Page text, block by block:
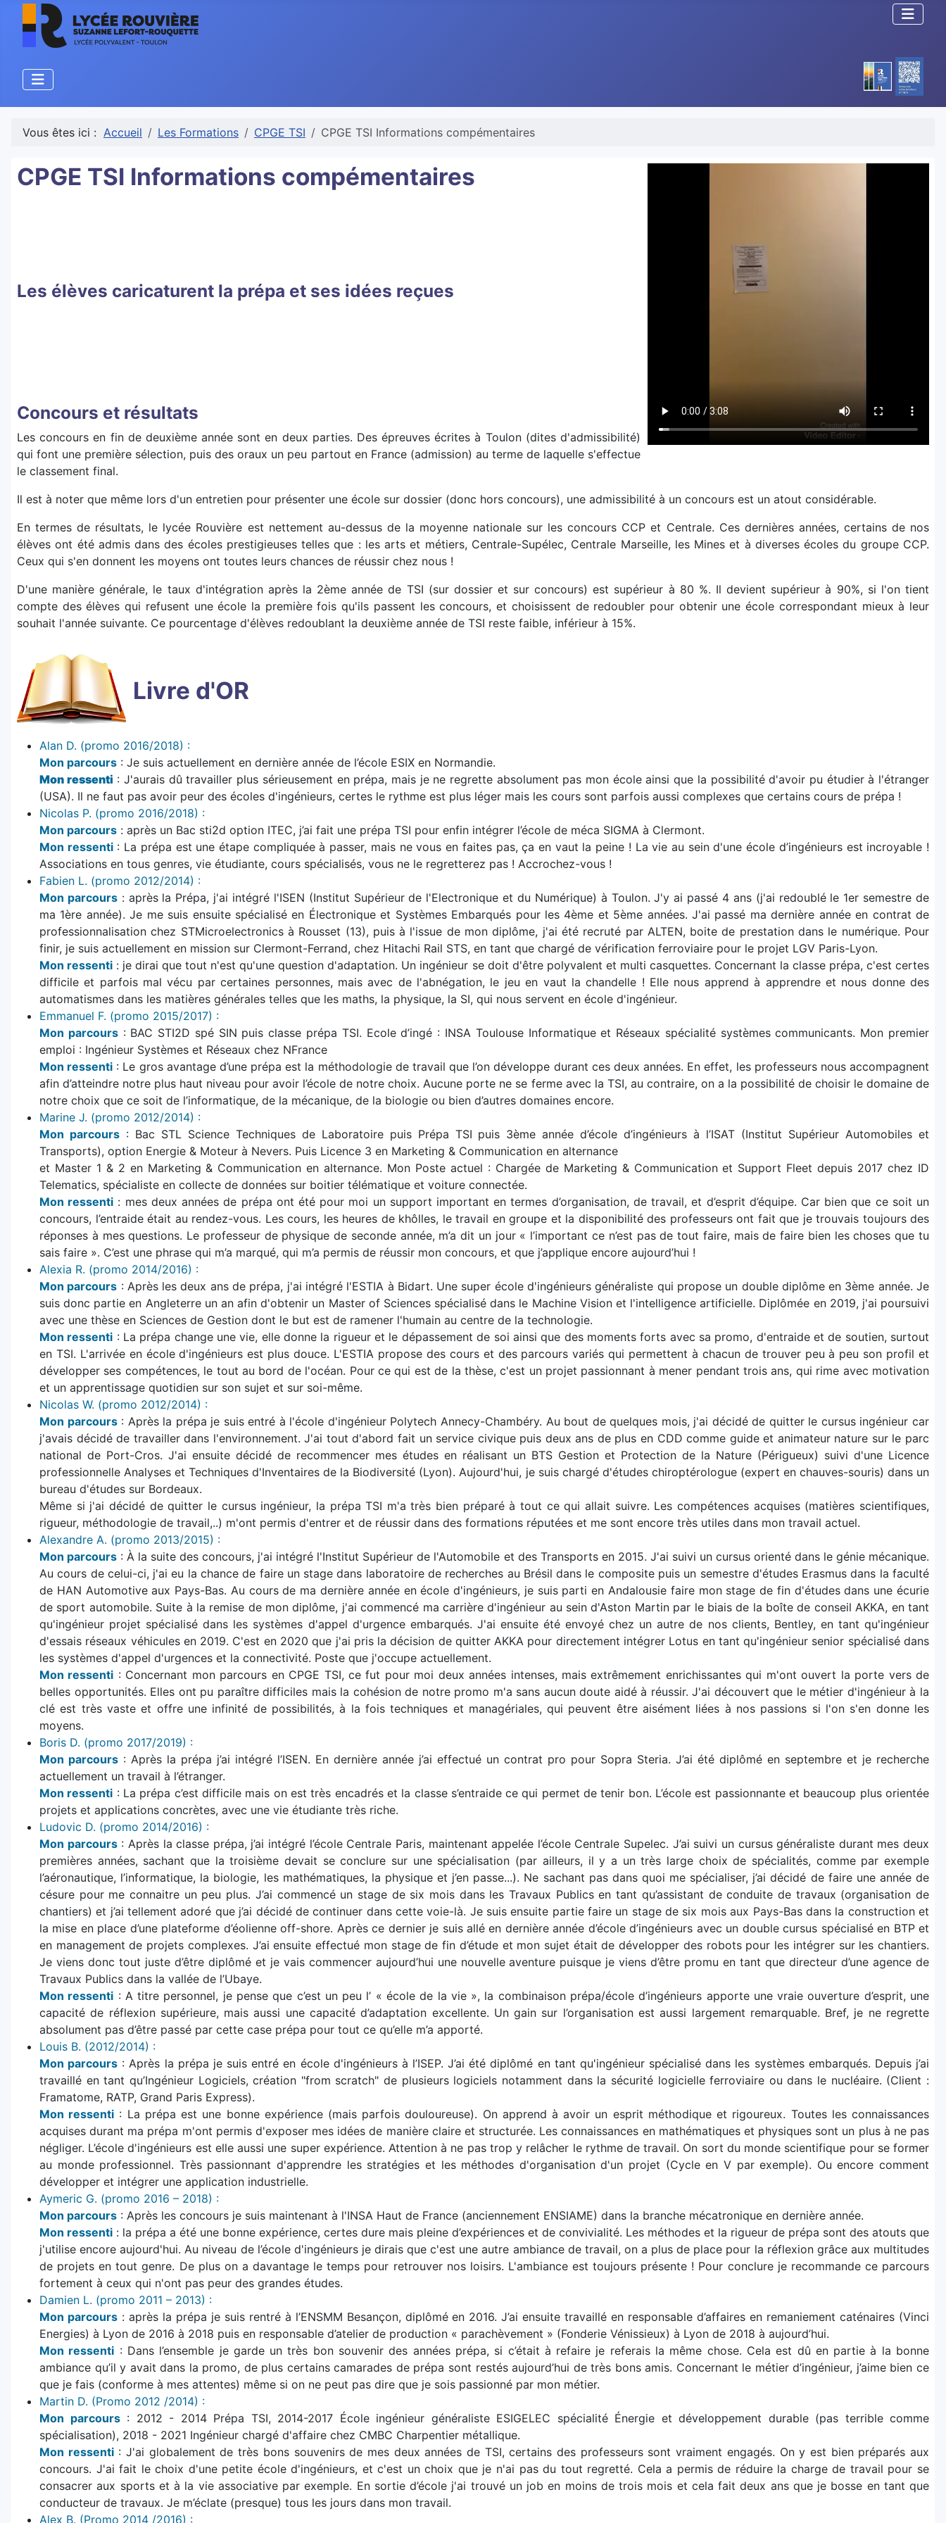
Vous êtes ici : Accueil Les Formations CPGE TSI CPGE TSI Informations compémentaires
CPGE TSI Informations compémentaires
Les élèves caricaturent la prépa et ses idées reçues
Concours et résultats
Les concours en fin de deuxième année sont en deux parties. Des épreuves écrites à Toulon (dites d'admissibilité)
qui font une première sélection, puis des oraux un peu partout en France (admission) au terme de laquelle s'effectue
le classement final.
Il est à noter que même lors d'un entretien pour présenter une école sur dossier (donc hors concours), une admissibilité à un concours est un atout considérable.
En termes de résultats, le lycée Rouvière est nettement au-dessus de la moyenne nationale sur les concours CCP et Centrale. Ces dernières années, certains de nos
élèves ont été admis dans des écoles prestigieuses telles que : les arts et métiers, Centrale-Supélec, Centrale Marseille, les Mines et à diverses écoles du groupe CCP.
Ceux qui s'en donnent les moyens ont toutes leurs chances de réussir chez nous !
D'une manière générale, le taux d'intégration après la 2ème année de TSI (sur dossier et sur concours) est supérieur à 80 %. Il devient supérieur à 90%, si l'on tient
compte des élèves qui refusent une école la première fois qu'ils passent les concours, et choisissent de redoubler pour obtenir une école correspondant mieux à leur
souhait l'année suivante. Ce pourcentage d'élèves redoublant la deuxième année de TSI reste faible, inférieur à 15%.
Livre d'OR
Alan D. (promo 2016/2018) :
Mon parcours : Je suis actuellement en dernière année de l’école ESIX en Normandie.
Mon ressenti : J'aurais dû travailler plus sérieusement en prépa, mais je ne regrette absolument pas mon école ainsi que la possibilité d'avoir pu étudier à l'étranger
(USA). Il ne faut pas avoir peur des écoles d'ingénieurs, certes le rythme est plus léger mais les cours sont parfois aussi complexes que certains cours de prépa !
Nicolas P. (promo 2016/2018) :
Mon parcours : après un Bac sti2d option ITEC, j’ai fait une prépa TSI pour enfin intégrer l’école de méca SIGMA à Clermont.
Mon ressenti: La prépa est une étape compliquée à passer, mais ne vous en faites pas, ça en vaut la peine ! La vie au sein d'une école d’ingénieurs est incroyable !
Associations en tous genres, vie étudiante, cours spécialisés, vous ne le regretterez pas ! Accrochez-vous !
Fabien L. (promo 2012/2014) :
Mon parcours: après la Prépa, j'ai intégré l'ISEN (Institut Supérieur de l'Electronique et du Numérique) à Toulon. J'y ai passé 4 ans (j'ai redoublé le 1er semestre de
ma 1ère année). Je me suis ensuite spécialisé en Électronique et Systèmes Embarqués pour les 4ème et 5ème années. J'ai passé ma dernière année en contrat de
professionnalisation chez STMicroelectronics à Rousset (13), puis à l'issue de mon diplôme, j'ai été recruté par ALTEN, boite de prestation dans le numérique. Pour
finir, je suis actuellement en mission sur Clermont-Ferrand, chez Hitachi Rail STS, en tant que chargé de vérification ferroviaire pour le projet LGV Paris-Lyon.
Mon ressenti : je dirai que tout n'est qu'une question d'adaptation. Un ingénieur se doit d'être polyvalent et multi casquettes. Concernant la classe prépa, c'est certes
difficile et parfois mal vécu par certaines personnes, mais avec de l'abnégation, le jeu en vaut la chandelle ! Elle nous apprend à apprendre et nous donne des
automatismes dans les matières générales telles que les maths, la physique, la SI, qui nous servent en école d'ingénieur.
Emmanuel F. (promo 2015/2017) :
Mon parcours: BAC STI2D spé SIN puis classe prépa TSI. Ecole d’ingé : INSA Toulouse Informatique et Réseaux spécialité systèmes communicants. Mon premier
emploi : Ingénieur Systèmes et Réseaux chez NFrance
Mon ressenti : Le gros avantage d’une prépa est la méthodologie de travail que l’on développe durant ces deux années. En effet, les professeurs nous accompagnent
afin d’atteindre notre plus haut niveau pour avoir l’école de notre choix. Aucune porte ne se ferme avec la TSI, au contraire, on a la possibilité de choisir le domaine de
notre choix que ce soit de l’informatique, de la mécanique, de la biologie ou bien d’autres domaines encore.
Marine J. (promo 2012/2014) :
Mon parcours: Bac STL Science Techniques de Laboratoire puis Prépa TSI puis 3ème année d’école d’ingénieurs à l’ISAT (Institut Supérieur Automobiles et
Transports), option Energie & Moteur à Nevers. Puis Licence 3 en Marketing & Communication en alternance
et Master 1 & 2 en Marketing & Communication en alternance. Mon Poste actuel : Chargée de Marketing & Communication et Support Fleet depuis 2017 chez ID
Telematics, spécialiste en collecte de données sur boitier télématique et voiture connectée.
Mon ressenti : mes deux années de prépa ont été pour moi un support important en termes d’organisation, de travail, et d’esprit d’équipe. Car bien que ce soit un
concours, l’entraide était au rendez-vous. Les cours, les heures de khôlles, le travail en groupe et la disponibilité des professeurs ont fait que je trouvais toujours des
réponses à mes questions. Le professeur de physique de seconde année, m’a dit un jour « l’important ce n’est pas de tout faire, mais de faire bien les choses que tu
sais faire ». C’est une phrase qui m’a marqué, qui m’a permis de réussir mon concours, et que j’applique encore aujourd’hui !
Alexia R. (promo 2014/2016) :
Mon parcours : Après les deux ans de prépa, j'ai intégré l'ESTIA à Bidart. Une super école d'ingénieurs généraliste qui propose un double diplôme en 3ème année. Je
suis donc partie en Angleterre un an afin d'obtenir un Master of Sciences spécialisé dans le Machine Vision et l'intelligence artificielle. Diplômée en 2019, j'ai poursuivi
avec une thèse en Sciences de Gestion dont le but est de ramener l'humain au centre de la technologie.
Mon ressenti : La prépa change une vie, elle donne la rigueur et le dépassement de soi ainsi que des moments forts avec sa promo, d'entraide et de soutien, surtout
en TSI. L'arrivée en école d'ingénieurs est plus douce. L'ESTIA propose des cours et des parcours variés qui permettent à chacun de trouver peu à peu son profil et
développer ses compétences, le tout au bord de l'océan. Pour ce qui est de la thèse, c'est un projet passionnant à mener pendant trois ans, qui rime avec motivation
et un apprentissage quotidien sur son sujet et sur soi-même.
Nicolas W. (promo 2012/2014) :
Mon parcours: Après la prépa je suis entré à l'école d'ingénieur Polytech Annecy-Chambéry. Au bout de quelques mois, j'ai décidé de quitter le cursus ingénieur car
j'avais décidé de travailler dans l'environnement. J'ai tout d'abord fait un service civique puis deux ans de plus en CDD comme guide et animateur nature sur le parc
national de Port-Cros. J'ai ensuite décidé de recommencer mes études en réalisant un BTS Gestion et Protection de la Nature (Périgueux) suivi d'une Licence
professionnelle Analyses et Techniques d'Inventaires de la Biodiversité (Lyon). Aujourd'hui, je suis chargé d'études chiroptérologue (expert en chauves-souris) dans un
bureau d'études sur Bordeaux.
Même si j'ai décidé de quitter le cursus ingénieur, la prépa TSI m'a très bien préparé à tout ce qui allait suivre. Les compétences acquises (matières scientifiques,
rigueur, méthodologie de travail,..) m'ont permis d'entrer et de réussir dans des formations réputées et me sont encore très utiles dans mon travail actuel.
Alexandre A. (promo 2013/2015) :
Mon parcours : À la suite des concours, j'ai intégré l'Institut Supérieur de l'Automobile et des Transports en 2015. J'ai suivi un cursus orienté dans le génie mécanique.
Au cours de celui-ci, j'ai eu la chance de faire un stage dans laboratoire de recherches au Brésil dans le composite puis un semestre d'études Erasmus dans la faculté
de HAN Automotive aux Pays-Bas. Au cours de ma dernière année en école d'ingénieurs, je suis parti en Andalousie faire mon stage de fin d'études dans une écurie
de sport automobile. Suite à la remise de mon diplôme, j'ai commencé ma carrière d'ingénieur au sein d'Aston Martin par le biais de la boîte de conseil AKKA, en tant
qu'ingénieur projet spécialisé dans les systèmes d'appel d'urgence embarqués. J'ai ensuite été envoyé chez un autre de nos clients, Bentley, en tant qu'ingénieur
d'essais réseaux véhicules en 2019. C'est en 2020 que j'ai pris la décision de quitter AKKA pour directement intégrer Lotus en tant qu'ingénieur senior spécialisé dans
les systèmes d'appel d'urgences et la connectivité. Poste que j'occupe actuellement.
Mon ressenti : Concernant mon parcours en CPGE TSI, ce fut pour moi deux années intenses, mais extrêmement enrichissantes qui m'ont ouvert la porte vers de
belles opportunités. Elles ont pu paraître difficiles mais la cohésion de notre promo m'a sans aucun doute aidé à réussir. J'ai découvert que le métier d'ingénieur à la
clé est très vaste et offre une infinité de possibilités, à la fois techniques et managériales, qui peuvent être aisément liées à nos passions si l'on s'en donne les
moyens.
Boris D. (promo 2017/2019) :
Mon parcours : Après la prépa j’ai intégré l’ISEN. En dernière année j’ai effectué un contrat pro pour Sopra Steria. J’ai été diplômé en septembre et je recherche
actuellement un travail à l’étranger.
Mon ressenti : La prépa c’est difficile mais on est très encadrés et la classe s’entraide ce qui permet de tenir bon. L’école est passionnante et beaucoup plus orientée
projets et applications concrètes, avec une vie étudiante très riche.
Ludovic D. (promo 2014/2016) :
Mon parcours: Après la classe prépa, j’ai intégré l’école Centrale Paris, maintenant appelée l’école Centrale Supelec. J’ai suivi un cursus généraliste durant mes deux
premières années, sachant que la troisième devait se conclure sur une spécialisation (par ailleurs, il y a un très large choix de spécialités, comme par exemple
l’aéronautique, l’informatique, la biologie, les mathématiques, la physique et j’en passe...). Ne sachant pas dans quoi me spécialiser, j’ai décidé de faire une année de
césure pour me connaitre un peu plus. J’ai commencé un stage de six mois dans les Travaux Publics en tant qu’assistant de conduite de travaux (organisation de
chantiers) et j’ai tellement adoré que j’ai décidé de continuer dans cette voie-là. Je suis ensuite partie faire un stage de six mois aux Pays-Bas dans la construction et
la mise en place d’une plateforme d’éolienne off-shore. Après ce dernier je suis allé en dernière année d’école d’ingénieurs avec un double cursus spécialisé en BTP et
en management de projets complexes. J’ai ensuite effectué mon stage de fin d’étude et mon sujet était de développer des robots pour les intégrer sur les chantiers.
Je viens donc tout juste d’être diplômé et je vais commencer aujourd’hui une nouvelle aventure puisque je viens d’être promu en tant que directeur d’une agence de
Travaux Publics dans la vallée de l’Ubaye.
Mon ressenti : A titre personnel, je pense que c’est un peu l’ « école de la vie », la combinaison prépa/école d’ingénieurs apporte une vraie ouverture d’esprit, une
capacité de réflexion supérieure, mais aussi une capacité d’adaptation excellente. Un gain sur l’organisation est aussi largement remarquable. Bref, je ne regrette
absolument pas d’être passé par cette case prépa pour tout ce qu’elle m’a apporté.
Louis B. (2012/2014) :
Mon parcours : Après la prépa je suis entré en école d'ingénieurs à l’ISEP. J’ai été diplômé en tant qu'ingénieur spécialisé dans les systèmes embarqués. Depuis j’ai
travaillé en tant qu’Ingénieur Logiciels, création "from scratch" de plusieurs logiciels notamment dans la sécurité logicielle ferroviaire ou dans le nucléaire. (Client :
Framatome, RATP, Grand Paris Express).
Mon ressenti : La prépa est une bonne expérience (mais parfois douloureuse). On apprend à avoir un esprit méthodique et rigoureux. Toutes les connaissances
acquises durant ma prépa m'ont permis d'exposer mes idées de manière claire et structurée. Les connaissances en mathématiques et physiques sont un plus à ne pas
négliger. L’école d'ingénieurs est elle aussi une super expérience. Attention à ne pas trop y relâcher le rythme de travail. On sort du monde scientifique pour se former
au monde professionnel. Très passionnant d'apprendre les stratégies et les méthodes d'organisation d'un projet (Cycle en V par exemple). Ou encore comment
développer et intégrer une application industrielle.
Aymeric G. (promo 2016 – 2018) :
Mon parcours : Après les concours je suis maintenant à l'INSA Haut de France (anciennement ENSIAME) dans la branche mécatronique en dernière année.
Mon ressenti : la prépa a été une bonne expérience, certes dure mais pleine d’expériences et de convivialité. Les méthodes et la rigueur de prépa sont des atouts que
j'utilise encore aujourd'hui. Au niveau de l’école d'ingénieurs je dirais que c'est une autre ambiance de travail, on a plus de place pour la réflexion grâce aux multitudes
de projets en tout genre. De plus on a davantage le temps pour retrouver nos loisirs. L'ambiance est toujours présente ! Pour conclure je recommande ce parcours
fortement à ceux qui n'ont pas peur des grandes études.
Damien L. (promo 2011 – 2013) :
Mon parcours: après la prépa je suis rentré à l’ENSMM Besançon, diplômé en 2016. J’ai ensuite travaillé en responsable d’affaires en remaniement caténaires (Vinci
Energies) à Lyon de 2016 à 2018 puis en responsable d’atelier de production « parachèvement » (Fonderie Vénissieux) à Lyon de 2018 à aujourd’hui.
Mon ressenti : Dans l’ensemble je garde un très bon souvenir des années prépa, si c’était à refaire je referais la même chose. Cela est dû en partie à la bonne
ambiance qu’il y avait dans la promo, de plus certains camarades de prépa sont restés aujourd’hui de très bons amis. Concernant le métier d’ingénieur, j’aime bien ce
que je fais (conforme à mes attentes) même si on ne peut pas dire que je sois passionné par mon métier.
Martin D. (Promo 2012 /2014) :
Mon parcours: 2012 - 2014 Prépa TSI, 2014-2017 École ingénieur généraliste ESIGELEC spécialité Énergie et développement durable (pas terrible comme
spécialisation), 2018 - 2021 Ingénieur chargé d'affaire chez CMBC Charpentier métallique.
Mon ressenti: J'ai globalement de très bons souvenirs de mes deux années de TSI, certains des professeurs sont vraiment engagés. On y est bien préparés aux
concours. J'ai fait le choix d'une petite école d'ingénieurs, et c'est un choix que je n'ai pas du tout regretté. Cela a permis de réduire la charge de travail pour se
consacrer aux sports et à la vie associative par exemple. En sortie d’école j'ai trouvé un job en moins de trois mois et cela fait deux ans que je bosse en tant que
conducteur de travaux. Je m’éclate (presque) tous les jours dans mon travail.
Alex B. (Promo 2014 /2016) :